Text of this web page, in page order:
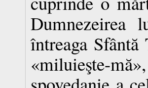
întreaga
«miluieşte-